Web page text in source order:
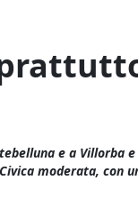
e a Villorba
moderata,